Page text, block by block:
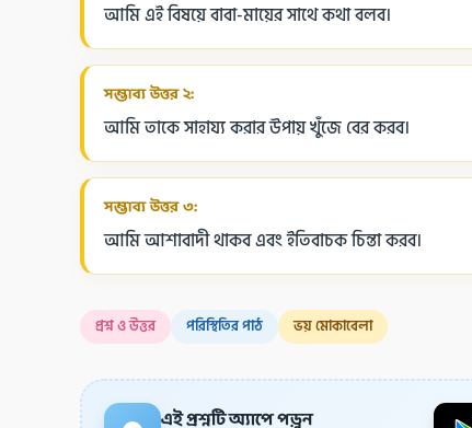
আমি এই বিষয়ে বাবা-মায়ের সাথে কথা বলব।
সম্ভাব্য উত্তর ২:
আমি তাকে সাহায্য করার উপায় খুঁজে বের করব।
সম্ভাব্য উত্তর ৩:
আমি আশাবাদী থাকব এবং ইতিবাচক চিন্তা করব।
প্রশ্ন ও উত্তর পরিস্থিতির পাঠ ভয় মোকাবেলা
এই প্রশ্নটি অ্যাপে পড়ুন